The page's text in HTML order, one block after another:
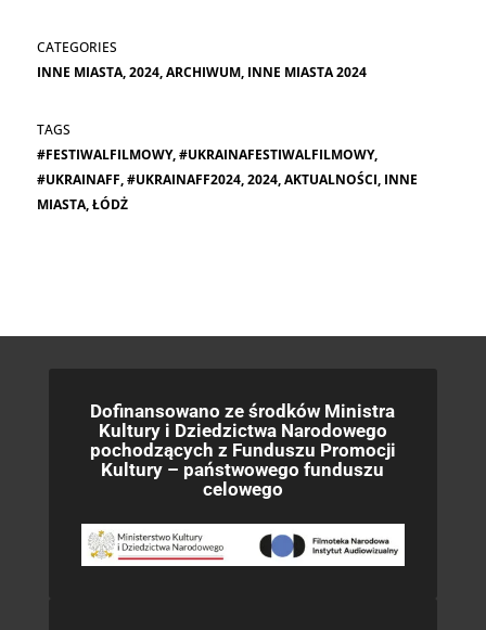
INNE MIASTA,2024,ARCHIWUM, INNE MIASTA 2024
#FESTIWALFILMOWY,#UKRAINAFESTIWALFILMOWY,
#UKRAINAFF,#UKRAINAFF2024,2024,AKTUALNOŚCI, INNE
MIASTA,ŁÓDŻ
Dofinansowano ze środków Ministra
Kultury i Dziedzictwa Narodowego
pochodzących z Funduszu Promocji
Kultury – państwowego funduszu
celowego